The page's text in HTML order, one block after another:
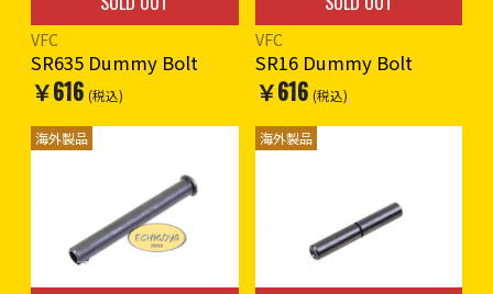
VFC
SR635 Dummy Bolt
￥616 (税込)
VFC
SR16 Dummy Bolt
￥616 (税込)
海外製品 海外製品